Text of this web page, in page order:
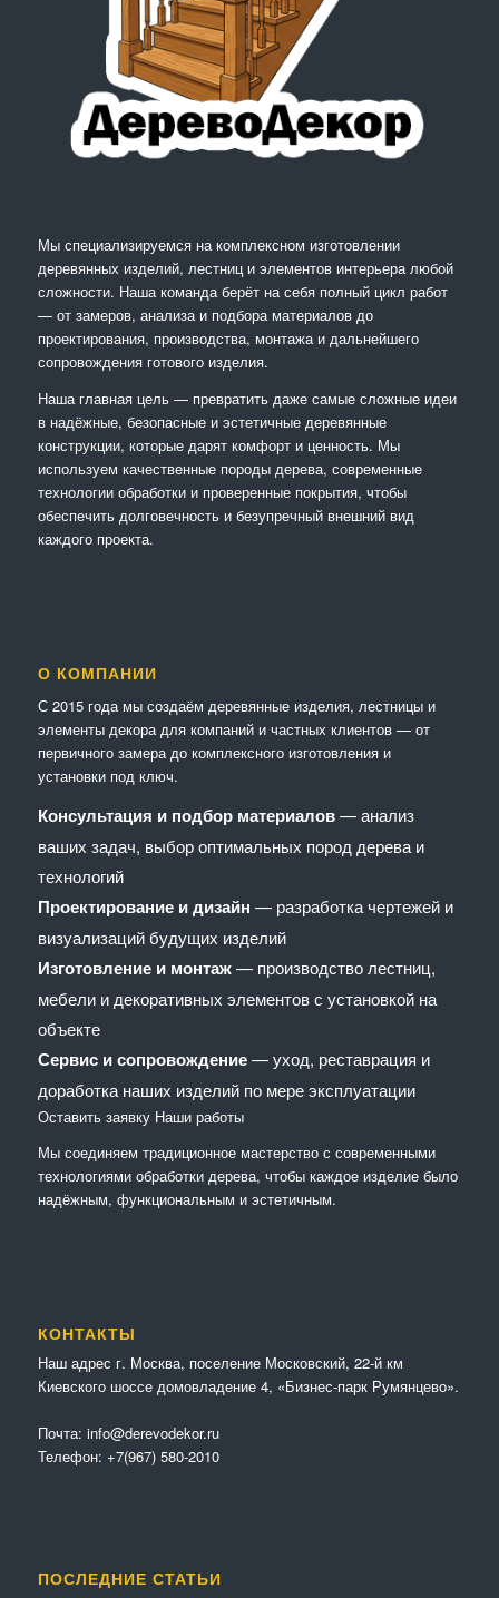
Мы специализируемся на комплексном изготовлении
деревянных изделий, лестниц и элементов интерьера любой
сложности. Наша команда берёт на себя полный цикл работ
— от замеров, анализа и подбора материалов до
проектирования, производства, монтажа и дальнейшего
сопровождения готового изделия.
Наша главная цель — превратить даже самые сложные идеи
в надёжные, безопасные и эстетичные деревянные
конструкции, которые дарят комфорт и ценность. Мы
используем качественные породы дерева, современные
технологии обработки и проверенные покрытия, чтобы
обеспечить долговечность и безупречный внешний вид
каждого проекта.
О КОМПАНИИ
С 2015 года мы создаём деревянные изделия, лестницы и
элементы декора для компаний и частных клиентов — от
первичного замера до комплексного изготовления и
установки под ключ.
Консультация и подбор материалов— анализ
ваших задач, выбор оптимальных пород дерева и
технологий
Проектирование и дизайн — разработка чертежей и
визуализаций будущих изделий
Изготовление и монтаж— производство лестниц,
мебели и декоративных элементов с установкой на
объекте
Сервис и сопровождение— уход, реставрация и
доработка наших изделий по мере эксплуатации
Оставить заявку Наши работы
Мы соединяем традиционное мастерство с современными
технологиями обработки дерева, чтобы каждое изделие было
надёжным, функциональным и эстетичным.
КОНТАКТЫ
Наш адрес г. Москва, поселение Московский, 22-й км
Киевского шоссе домовладение 4, «Бизнес-парк Румянцево».
Почта: info@derevodekor.ru
Телефон: +7(967) 580-2010
ПОСЛЕДНИЕ СТАТЬИ